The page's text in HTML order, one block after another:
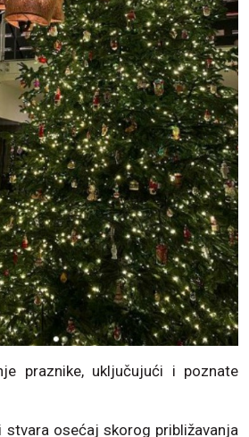
praznike, uključujući i poznate
stvara osećaj skorog približavanja